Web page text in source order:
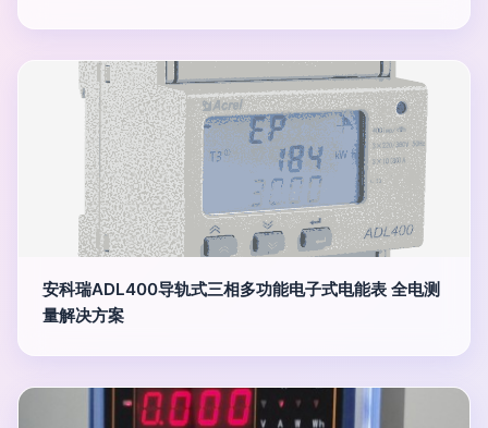
安科瑞ADL400导轨式三相多功能电子式电能表 全电测
量解决方案